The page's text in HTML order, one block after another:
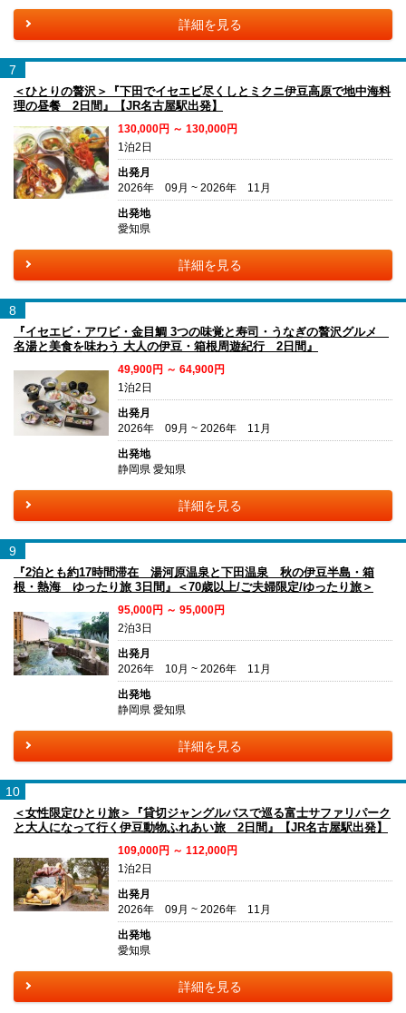
詳細を見る
7
＜ひとりの贅沢＞『下田でイセエビ尽くしとミクニ伊豆高原で地中海料
理の昼餐 2日間』【JR名古屋駅出発】
130,000円 ～ 130,000円
1泊2日
出発月
2026年 09月 ~ 2026年 11月
出発地
愛知県
詳細を見る
8
『イセエビ・アワビ・金目鯛 3つの味覚と寿司・うなぎの贅沢グルメ
名湯と美食を味わう 大人の伊豆・箱根周遊紀行 2日間』
49,900円 ～ 64,900円
1泊2日
出発月
2026年 09月 ~ 2026年 11月
出発地
静岡県 愛知県
詳細を見る
9
『2泊とも約17時間滞在 湯河原温泉と下田温泉 秋の伊豆半島・箱
根・熱海 ゆったり旅 3日間』＜70歳以上/ご夫婦限定/ゆったり旅＞
95,000円 ～ 95,000円
2泊3日
出発月
2026年 10月 ~ 2026年 11月
出発地
静岡県 愛知県
詳細を見る
10
＜女性限定ひとり旅＞『貸切ジャングルバスで巡る富士サファリパーク
と大人になって行く伊豆動物ふれあい旅 2日間』【JR名古屋駅出発】
109,000円 ～ 112,000円
1泊2日
出発月
2026年 09月 ~ 2026年 11月
出発地
愛知県
詳細を見る